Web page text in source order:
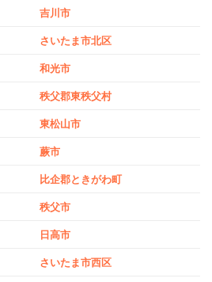
吉川市
さいたま市北区
和光市
秩父郡東秩父村
東松山市
蕨市
比企郡ときがわ町
秩父市
日高市
さいたま市西区